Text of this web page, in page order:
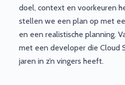
doel, context en voorkeuren
stellen we een plan op met
en een realistische planning.
met een developer die Cloud
jaren in z’n vingers heeft.